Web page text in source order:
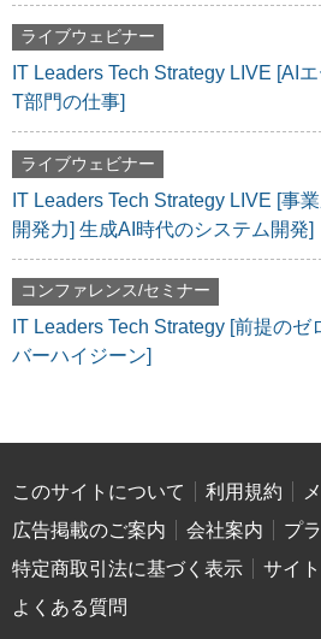
ライブウェビナー
IT Leaders Tech Strategy LIVE [AI
T部門の仕事]
ライブウェビナー
IT Leaders Tech Strategy LIVE [事
開発力] 生成AI時代のシステム開発]
コンファレンス/セミナー
IT Leaders Tech Strategy [前提の
バーハイジーン]
このサイトについて 利用規約
広告掲載のご案内
会社案内
プ
特定商取引法に基づく表示
サイ
よくある質問